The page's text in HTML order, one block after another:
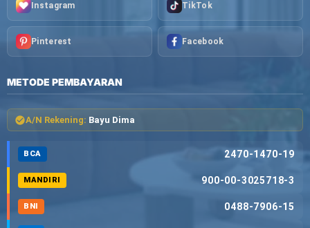
Instagram TikTok
Pinterest Facebook
METODE PEMBAYARAN
A/N Rekening: Bayu Dima
BCA 2470-1470-19
MANDIRI 900-00-3025718-3
BNI 0488-7906-15